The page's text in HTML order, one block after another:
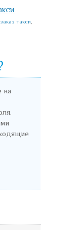
заказ такси
на